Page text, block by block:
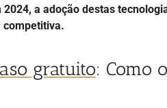
a adoção destas
competitiva.
gratuito: Como